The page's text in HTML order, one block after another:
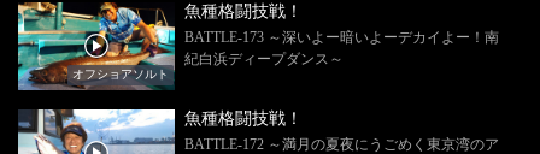
オフショアソルト
魚種格闘技戦！
BATTLE-173 ～深いよー暗いよーデカイよー！南
紀白浜ディープダンス～
魚種格闘技戦！
BATTLE-172 ～満月の夏夜にうごめく東京湾のア